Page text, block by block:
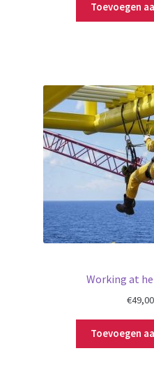
Toevoegen
Working at
€49,00
Toevoegen